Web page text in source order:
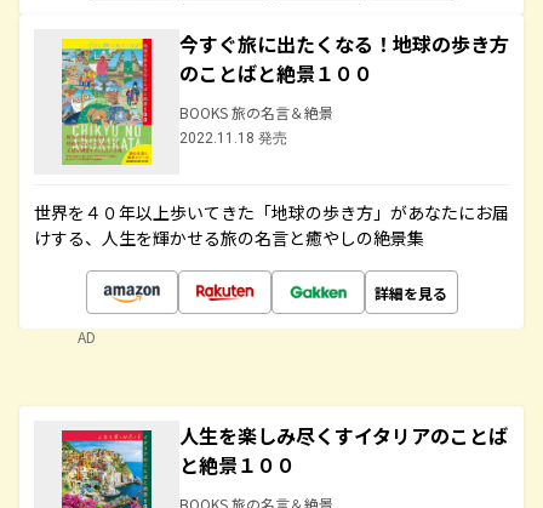
今すぐ旅に出たくなる！地球の歩き方
のことばと絶景１００
BOOKS 旅の名言＆絶景
2022.11.18 発売
世界を４０年以上歩いてきた「地球の歩き方」があなたにお届
けする、人生を輝かせる旅の名言と癒やしの絶景集
詳細を見る
AD
人生を楽しみ尽くすイタリアのことば
と絶景１００
BOOKS 旅の名言＆絶景